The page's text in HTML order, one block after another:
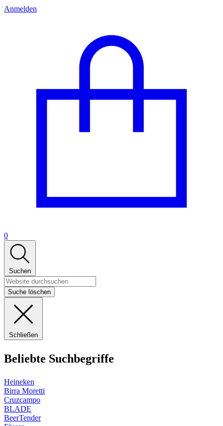
Anmelden
0
Suchen
Suche löschen
Schließen
Beliebte Suchbegriffe
Heineken
Birra Moretti
Cruzcampo
BLADE
BeerTender